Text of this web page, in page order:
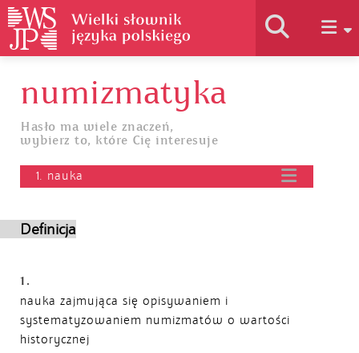
Historia słownika
Jak korzystać
numizmatyka
Hasło ma wiele znaczeń,
wybierz to, które Cię interesuje
1. nauka
Definicja
1.
nauka zajmująca się opisywaniem i
systematyzowaniem numizmatów o wartości
historycznej